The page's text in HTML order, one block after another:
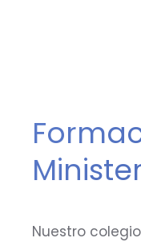
Nuestro